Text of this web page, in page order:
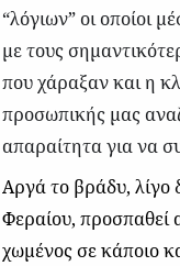
“λόγιων” οι οποίοι
με τους
που χάραξαν και η
προσωπικής μας
απαραίτητα για να
Αργά το βράδυ, λίγο
Φεραίου, προσπαθεί
χωμένος σε κάποιο